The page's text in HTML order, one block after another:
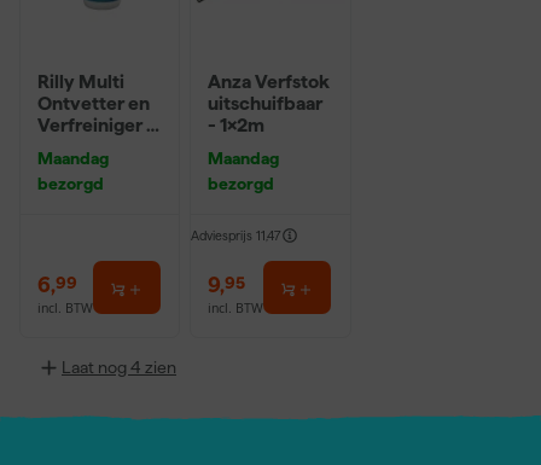
Rilly Multi
Ontvetter en
Verfreiniger –
Maandag
bezorgd
6,99
incl. BTW
Anza Verfstok
uitschuifbaar
- 1x2m
Maandag
bezorgd
Adviesprijs 11,47
9,95
incl. BTW
Laat nog 4 zien